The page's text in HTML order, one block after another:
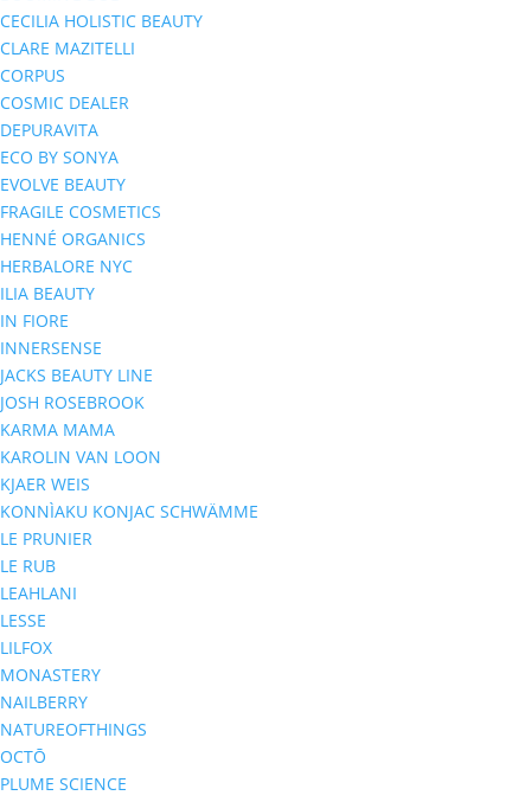
CECILIA HOLISTIC BEAUTY
CLARE MAZITELLI
CORPUS
COSMIC DEALER
DEPURAVITA
ECO BY SONYA
EVOLVE BEAUTY
FRAGILE COSMETICS
HENNÉ ORGANICS
HERBALORE NYC
ILIA BEAUTY
IN FIORE
INNERSENSE
JACKS BEAUTY LINE
JOSH ROSEBROOK
KARMA MAMA
KAROLIN VAN LOON
KJAER WEIS
KONNÌAKU KONJAC SCHWÄMME
LE PRUNIER
LE RUB
LEAHLANI
LESSE
LILFOX
MONASTERY
NAILBERRY
NATUREOFTHINGS
OCTŌ
PLUME SCIENCE